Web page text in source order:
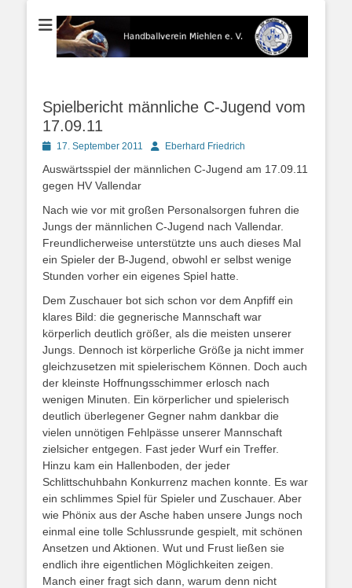
Handballverein
Miehlen e. V.
Der Handballverein im Blauen Ländchen
Spielbericht männliche C-Jugend vom
17.09.11
Posted17. September 2011 AutorEberhard Friedrich
Auswärtsspiel der männlichen C-Jugend am 17.09.11
gegen HV Vallendar
Nach wie vor mit großen Personalsorgen fuhren die
Jungs der männlichen C-Jugend nach Vallendar.
Freundlicherweise unterstützte uns auch dieses Mal
ein Spieler der B-Jugend, obwohl er selbst wenige
Stunden vorher ein eigenes Spiel hatte.
Dem Zuschauer bot sich schon vor dem Anpfiff ein
klares Bild: die gegnerische Mannschaft war
körperlich deutlich größer, als die meisten unserer
Jungs. Dennoch ist körperliche Größe ja nicht immer
gleichzusetzen mit spielerischem Können. Doch auch
der kleinste Hoffnungsschimmer erlosch nach
wenigen Minuten. Ein körperlicher und spielerisch
deutlich überlegener Gegner nahm dankbar die
vielen unnötigen Fehlpässe unserer Mannschaft
zielsicher entgegen. Fast jeder Wurf ein Treffer.
Hinzu kam ein Hallenboden, der jeder
Schlittschuhbahn Konkurrenz machen konnte. Es war
ein schlimmes Spiel für Spieler und Zuschauer. Aber
wie Phönix aus der Asche haben unsere Jungs noch
einmal eine tolle Schlussrunde gespielt, mit schönen
Ansetzen und Aktionen. Wut und Frust ließen sie
endlich ihre eigentlichen Möglichkeiten zeigen.
Manch einer fragt sich dann, warum denn nicht